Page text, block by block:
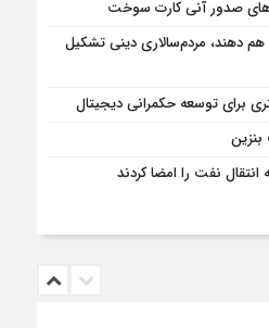
دهند، مردم‌سالاری دینی تشکیل
برای توسعه حکمرانی دیجیتال
انتقال نفت را امضا کردند